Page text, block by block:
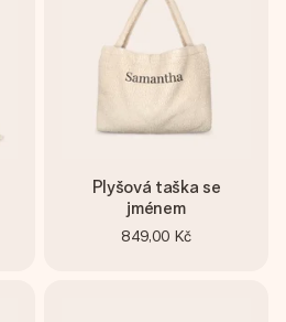
Plyšová taška se
jménem
849,00 Kč